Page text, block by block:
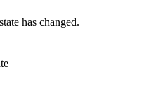
has changed.